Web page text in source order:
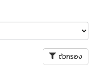
ตัวกรอง